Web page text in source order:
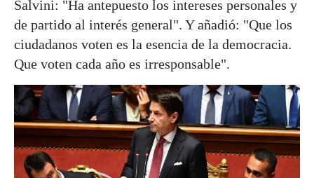
Salvini: "Ha antepuesto los intereses personales y
de partido al interés general". Y añadió: "Que los
ciudadanos voten es la esencia de la democracia.
Que voten cada año es irresponsable".